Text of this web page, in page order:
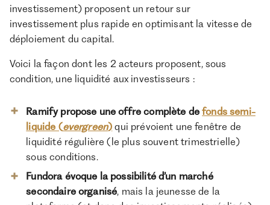
investissement) proposent un retour sur
investissement plus rapide en optimisant la vitesse de
déploiement du capital.
Voici la façon dont les 2 acteurs proposent, sous
condition, une liquidité aux investisseurs :
Ramify propose une offre complète defonds semi-
liquide (evergreen) qui prévoient une fenêtre de
liquidité régulière (le plus souvent trimestrielle)
sous conditions.
Fundora évoque la possibilité d’un marché
secondaire organisé, mais la jeunesse de la